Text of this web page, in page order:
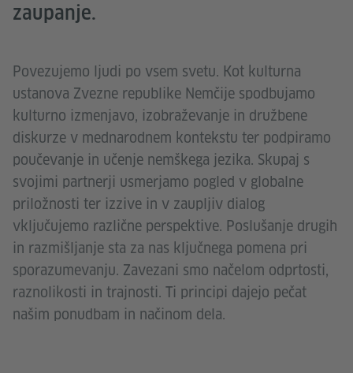
zaupanje.
Povezujemo ljudi po vsem svetu. Kot kulturna
ustanova Zvezne republike Nemčije spodbujamo
kulturno izmenjavo, izobraževanje in družbene
diskurze v mednarodnem kontekstu ter podpiramo
poučevanje in učenje nemškega jezika. Skupaj s
svojimi partnerji usmerjamo pogled v globalne
priložnosti ter izzive in v zaupljiv dialog
vključujemo različne perspektive. Poslušanje drugih
in razmišljanje sta za nas ključnega pomena pri
sporazumevanju. Zavezani smo načelom odprtosti,
raznolikosti in trajnosti. Ti principi dajejo pečat
našim ponudbam in načinom dela.